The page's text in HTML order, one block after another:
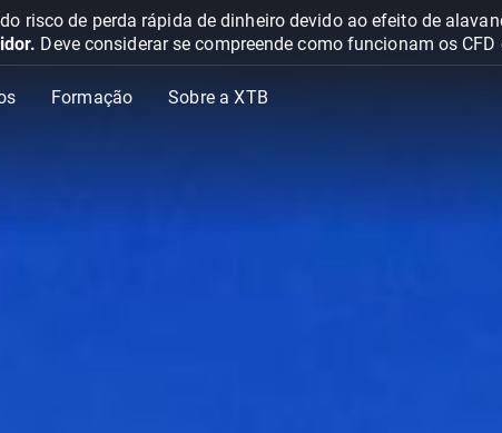
risco de perda rápida de dinheiro devido ao efeito de
Deve considerar se compreende como funcionam os
Formação Sobre a XTB